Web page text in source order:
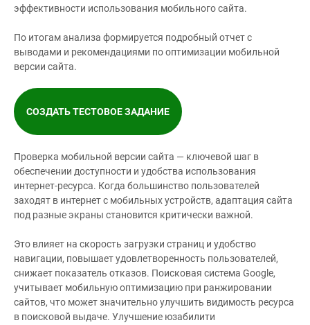
эффективности использования мобильного сайта.
По итогам анализа формируется подробный отчет с
выводами и рекомендациями по оптимизации мобильной
версии сайта.
СОЗДАТЬ ТЕСТОВОЕ ЗАДАНИЕ
Проверка мобильной версии сайта — ключевой шаг в
обеспечении доступности и удобства использования
интернет-ресурса. Когда большинство пользователей
заходят в интернет с мобильных устройств, адаптация сайта
под разные экраны становится критически важной.
Это влияет на скорость загрузки страниц и удобство
навигации, повышает удовлетворенность пользователей,
снижает показатель отказов. Поисковая система Google,
учитывает мобильную оптимизацию при ранжировании
сайтов, что может значительно улучшить видимость ресурса
в поисковой выдаче. Улучшение юзабилити